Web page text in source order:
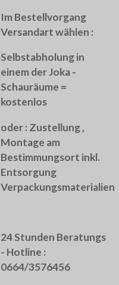
Im Bestellvorgang
Versandart wählen :
Selbstabholung in
einem der Joka -
Schauräume =
kostenlos
oder : Zustellung ,
Montage am
Bestimmungsort inkl.
Entsorgung
Verpackungsmaterialien
24 Stunden Beratungs
- Hotline :
0664/3576456